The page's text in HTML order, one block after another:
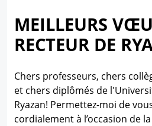
MEILLEURS
RECTEUR DE
Chers professeurs, chers
et chers diplômés de
Ryazan! Permettez-moi de
cordialement à l’occasion de